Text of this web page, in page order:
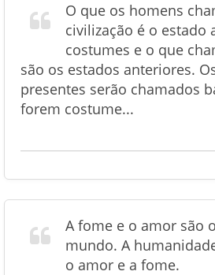
O que os homens
civilização é o estado
costumes e o que
são os estados anteriores.
presentes serão chamados
forem costume...
A fome e o amor são
mundo. A
o amor e a fome.